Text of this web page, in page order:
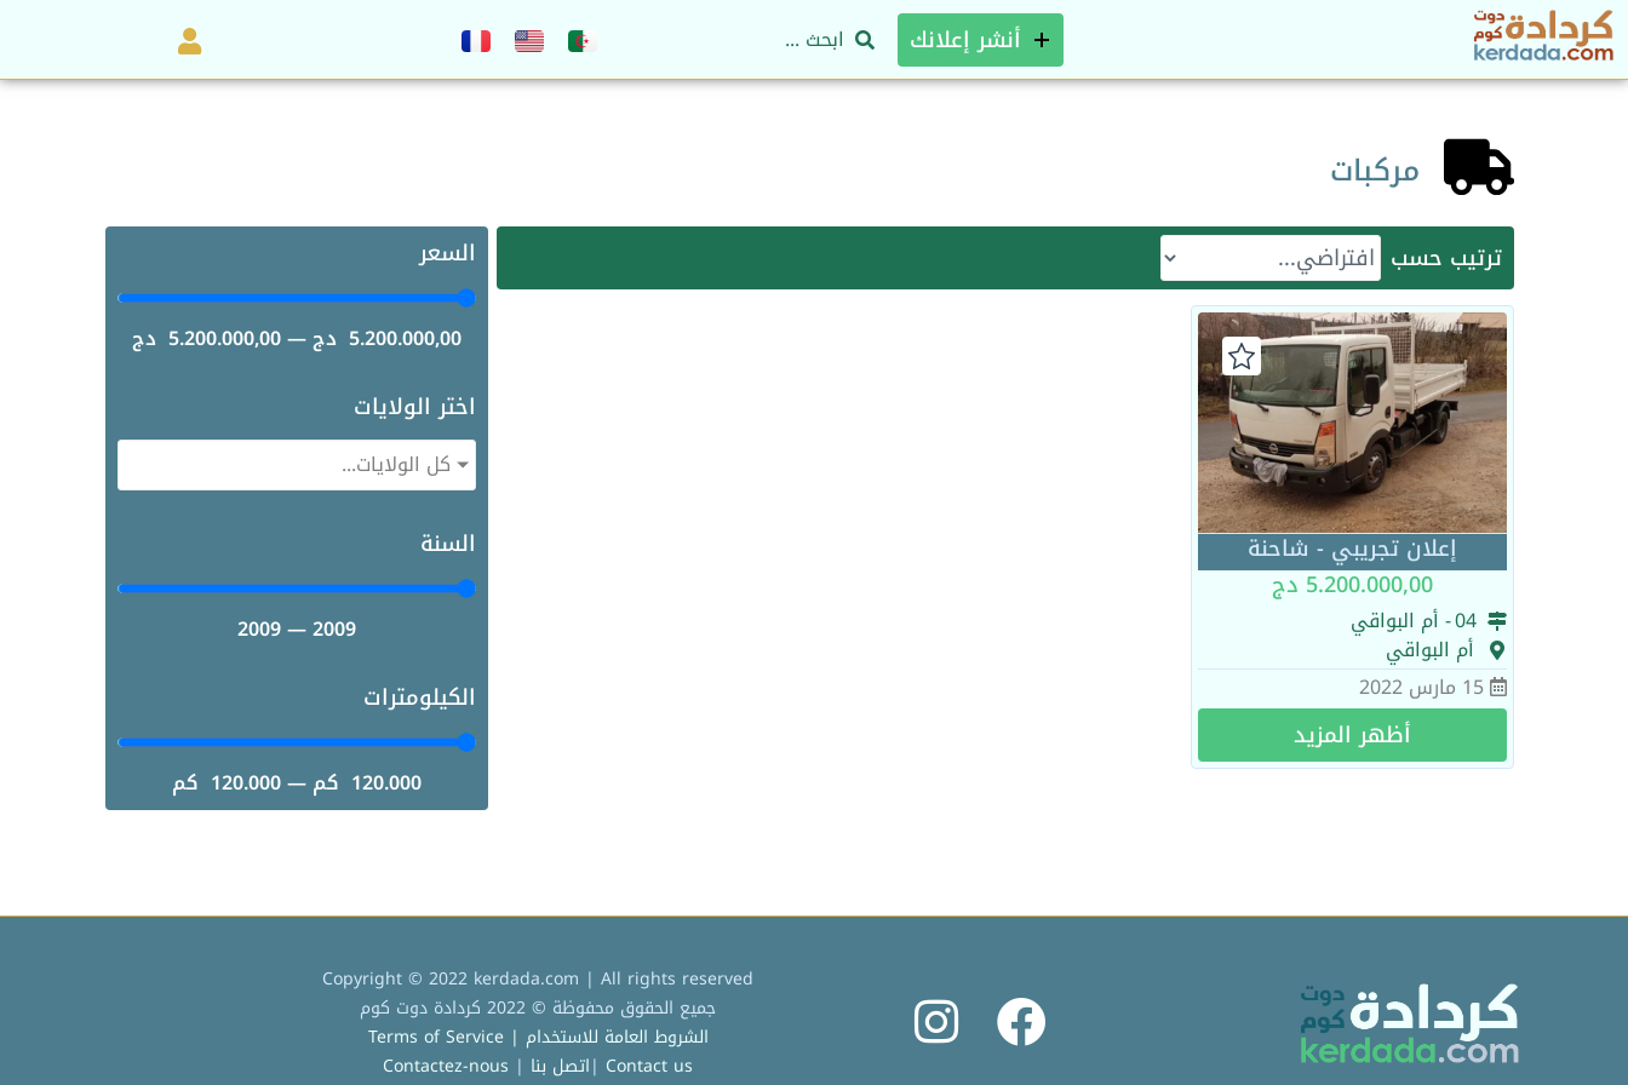
أنشر إعلانك
مركبات
ترتيب حسب
إعلان تجريبي - شاحنة
5.200.000,00 دج
04- أم البواقي
أم البواقي
15 مارس 2022
أظهر المزيد
السعر
5.200.000,00 دج—
5.200.000,00 دج
اختر الولايات
كل الولايات...
السنة
2009
—
2009
الكيلومترات
120.000 كم—
120.000 كم
Copyright © 2022 kerdada.com | All rights reserved
جميع الحقوق محفوظة © 2022 كردادة دوت كوم
الشروط العامة للاستخدام | Terms of Service
Contact us
|اتصل بنا |
Contactez-nous